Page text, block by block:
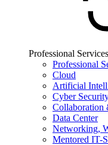
Professional Services
Professional
Cloud
Artificial
Cyber
Collaboration
Data Center
Networking,
Mentored IT-